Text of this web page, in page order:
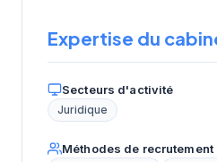
Expertise du
Secteurs d'activité
Juridique
Méthodes de recrutement